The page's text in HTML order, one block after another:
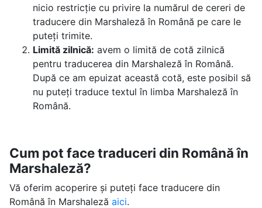
nicio restricție cu privire la numărul de cereri de
traducere din Marshaleză în Română pe care le
puteți trimite.
Limită zilnică: avem o limită de cotă zilnică
pentru traducerea din Marshaleză în Română.
După ce am epuizat această cotă, este posibil să
nu puteți traduce textul în limba Marshaleză în
Română.
Cum pot face traduceri din Română în
Marshaleză?
Vă oferim acoperire și puteți face traducere din
Română în Marshaleză aici.